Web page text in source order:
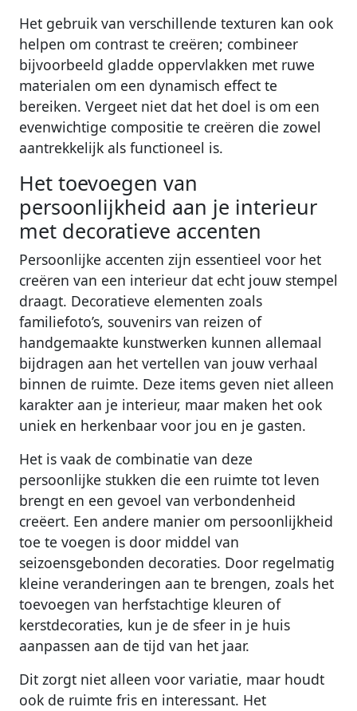
Het gebruik van verschillende texturen kan ook
helpen om contrast te creëren; combineer
bijvoorbeeld gladde oppervlakken met ruwe
materialen om een dynamisch effect te
bereiken. Vergeet niet dat het doel is om een
evenwichtige compositie te creëren die zowel
aantrekkelijk als functioneel is.
Het toevoegen van
persoonlijkheid aan je interieur
met decoratieve accenten
Persoonlijke accenten zijn essentieel voor het
creëren van een interieur dat echt jouw stempel
draagt. Decoratieve elementen zoals
familiefoto’s, souvenirs van reizen of
handgemaakte kunstwerken kunnen allemaal
bijdragen aan het vertellen van jouw verhaal
binnen de ruimte. Deze items geven niet alleen
karakter aan je interieur, maar maken het ook
uniek en herkenbaar voor jou en je gasten.
Het is vaak de combinatie van deze
persoonlijke stukken die een ruimte tot leven
brengt en een gevoel van verbondenheid
creëert. Een andere manier om persoonlijkheid
toe te voegen is door middel van
seizoensgebonden decoraties. Door regelmatig
kleine veranderingen aan te brengen, zoals het
toevoegen van herfstachtige kleuren of
kerstdecoraties, kun je de sfeer in je huis
aanpassen aan de tijd van het jaar.
Dit zorgt niet alleen voor variatie, maar houdt
ook de ruimte fris en interessant. Het